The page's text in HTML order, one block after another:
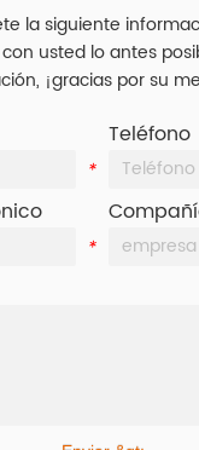
la siguiente
usted lo antes
¡gracias por su
*
Teléfono
*